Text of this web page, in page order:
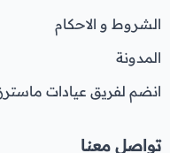
الشروط و الاحكام
المدونة
انضم لفريق عيادات ماسترز
تواصل معنا